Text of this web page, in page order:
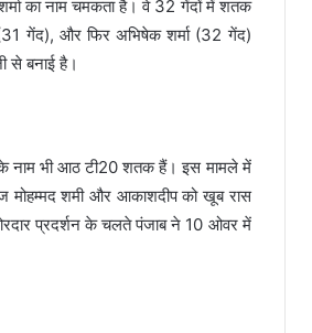
का नाम चमकता है। वे 32 गेंदों में शतक
गेंद), और फिर अभिषेक शर्मा (32 गेंद)
से बनाई है।
नाम भी आठ टी20 शतक हैं। इस मामले में
मोहम्मद शमी और आकाशदीप को खूब रास
प्रदर्शन के चलते पंजाब ने 10 ओवर में